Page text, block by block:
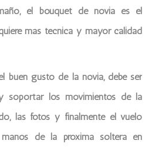
el bouquet de novia es el
más técnica y mayor calidad
buen gusto de la novia, debe ser
soportar los movimientos de la
las fotos y finalmente el vuelo
de la próxima soltera en